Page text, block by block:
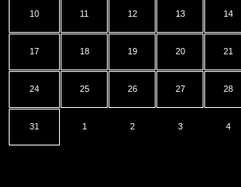
10 11 12 13 14
17 18 19 20 21
24 25 26 27 28
31 1 2 3 4